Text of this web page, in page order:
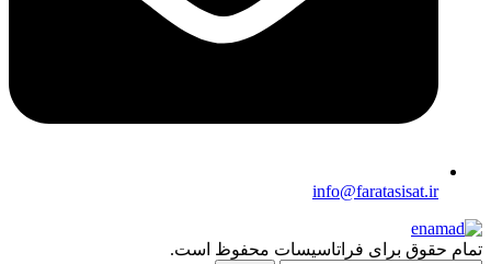
info@faratasisat.ir
تمام حقوق برای فراتاسیسات محفوظ است.